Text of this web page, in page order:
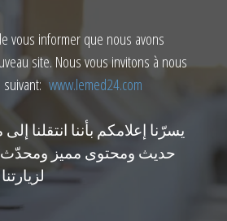
vous informer que nous avons
site. Nous vous invitons à nous
suivant:www.lemed24.com
يسرّنا إعلامكم بأننا انتقلنا
حديث ومحتوى مميز ومحدّث